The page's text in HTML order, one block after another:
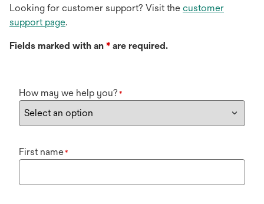
Looking for customer support? Visit the customer
support page.
Fields marked with an * are required.
How may we help you? *
First name*